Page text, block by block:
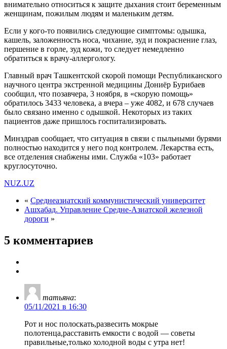
внимательно относиться к защите дыхания стоит беременным
женщинам, пожилым людям и маленьким детям.
Если у кого-то появились следующие симптомы: одышка,
кашель, заложенность носа, чихание, зуд и покраснение глаз,
першение в горле, зуд кожи, то следует немедленно
обратиться к врачу-аллергологу.
Главный врач Ташкентской скорой помощи Республиканского
научного центра экстренной медицины Дониёр Бурибаев
сообщил, что позавчера, 3 ноября, в «скорую помощь»
обратилось 3433 человека, а вчера – уже 4082, и 678 случаев
было связано именно с одышкой. Некоторых из таких
пациентов даже пришлось госпитализировать.
Минздрав сообщает, что ситуация в связи с пыльными бурями
полностью находится у него под контролем. Лекарства есть,
все отделения снабжены ими. Служба «103» работает
круглосуточно.
NUZ.UZ
« Среднеазиатский коммунистический университет
Ашхабад. Управление Средне-Азиатской железной
дороги »
5 комментариев
татьяна:
05/11/2021 в 16:30
Рот и нос полоскать,развесить мокрые
полотенца,расставить емкости с водой — советы
правильные,только холодной воды с утра нет!